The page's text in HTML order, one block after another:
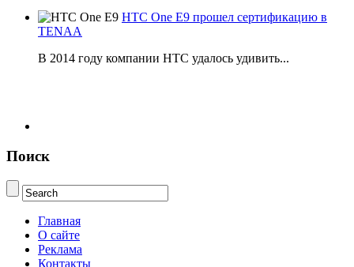
HTC One E9 прошел сертификацию в
TENAA
В 2014 году компании НТС удалось удивить...
Поиск
Главная
О сайте
Реклама
Контакты